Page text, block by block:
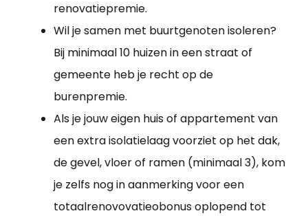
renovatiepremie.
Wil je samen met buurtgenoten isoleren?
Bij minimaal 10 huizen in een straat of
gemeente heb je recht op de
burenpremie.
Als je jouw eigen huis of appartement van
een extra isolatielaag voorziet op het dak,
de gevel, vloer of ramen (minimaal 3), kom
je zelfs nog in aanmerking voor een
totaalrenovovatieobonus oplopend tot